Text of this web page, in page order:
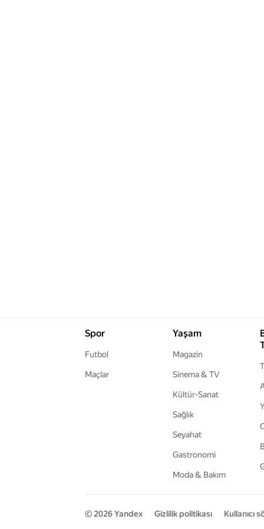
Spor
Futbol
Maçlar
Yaşam
Magazin
Sinema & TV
Kültür-Sanat
Sağlık
Seyahat
Gastronomi
Moda & Bakım
© 2026Yandex Gizlilik politikası Kullanıcı